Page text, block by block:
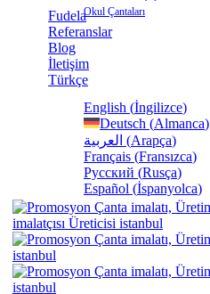
Okul Çantaları
Fudela
Referanslar
Blog
İletişim
Türkçe
English (İngilizce)
Deutsch (Almanca)
العربية (Arapça)
Français (Fransızca)
Русский (Rusça)
Español (İspanyolca)